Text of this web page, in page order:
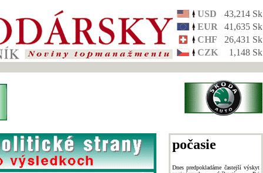
USD
43,214 Sk
EUR
41,635 Sk
CHF
26,431 Sk
CZK
1,148 Sk
počasie
Dnes predpokladáme častejší výskyt